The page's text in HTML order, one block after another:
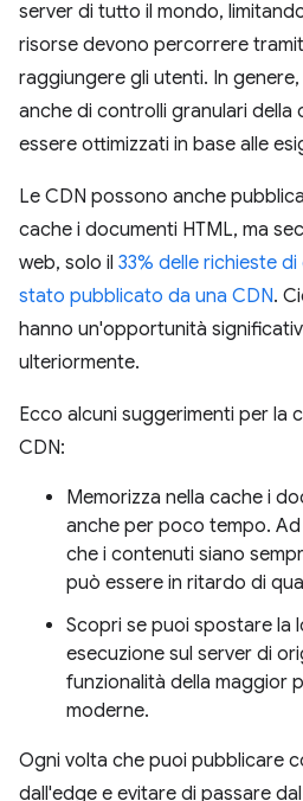
server di tutto il mondo,
risorse devono percorrere
raggiungere gli utenti. In
anche di controlli granulari della
essere ottimizzati in base alle
Le CDN possono anche
cache i documenti HTML, ma
web, solo il 33% delle richieste
stato pubblicato da una CDN.
hanno un'opportunità
ulteriormente.
Ecco alcuni suggerimenti per la
CDN:
Memorizza nella cache i
anche per poco tempo.
che i contenuti siano
può essere in ritardo di
Scopri se puoi spostare la
esecuzione sul server di
funzionalità della maggior
moderne.
Ogni volta che puoi pubblicare
dall'edge e evitare di passare